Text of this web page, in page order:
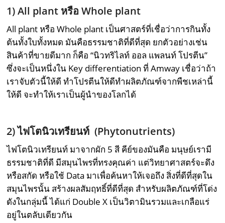
1) All plant หรือWhole plant
All plant หรือ Whole plant เป็นศาสตร์ที่เชื่อว่าการกินทั้ง
ต้นทั้งใบทั้งหมด มันคือธรรมชาติที่ดีที่สุด ยกตัวอย่างเช่น
สินค้าที่ขายดีมาก ก็คือ “นิวทริไลท์ ออล แพลนท์ โปรตีน”
ซึ่งจะเป็นหนึ่งใน Key differentiation ที่ Amway เชื่อว่าถ้า
เราจับตัวนี้ให้ดี ทําโปรตีนให้ดีทําผลิตภัณฑ์จากพืชเหล่านี้
ให้ดี จะทำให้เราเป็นผู้นำของโลกได้
2)ไฟโตนิวเทรียนท์ (Phytonutrients)
ไฟโตนิวเทรียนท์ มาจากผัก 5 สี คีย์ของมันคือ มนุษย์เรามี
ธรรมชาติที่ดี มีสมุนไพรที่ทรงคุณค่า แต่วิทยาศาสตร์จะดึง
หรือสกัด หรือใช้ Data มาเพื่อค้นหาให้เจอถึง สิ่งที่ดีที่สุดใน
สมุนไพรนั้น สร้างผลสัมฤทธิ์ที่ดีที่สุด สำหรับผลิตภัณฑ์ที่โด่ง
ดังในกลุ่มนี้ ได้แก่ Double X เป็นวิตามินรวมและเกลือแร่
อยู่ในตลับเดียวกัน